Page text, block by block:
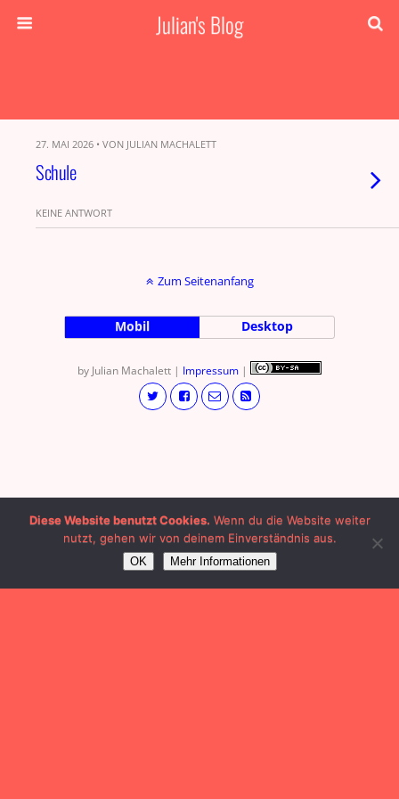
Julian's Blog
27. MAI 2026 • VON JULIAN MACHALETT
Schule
KEINE ANTWORT
Zum Seitenanfang
Mobil Desktop
by Julian Machalett | Impressum |
Diese Website benutzt Cookies. Wenn du die Website weiter
nutzt, gehen wir von deinem Einverständnis aus.
OK Mehr Informationen